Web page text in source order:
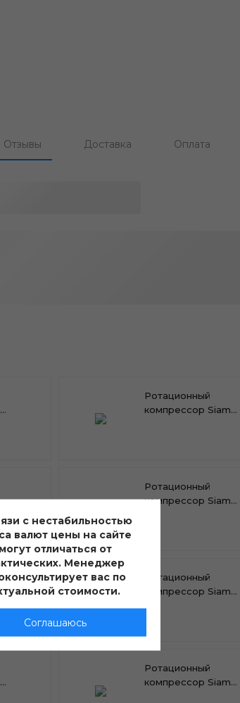
Отзывы Доставка Оплата
Ротационный
компрессор Siam
Ротационный
компрессор Siam
Ротационный
компрессор Siam
Ротационный
компрессор Siam
с нестабильностью
валют цены на сайте
могут отличаться от
Менеджер
вас по
стоимости.
Соглашаюсь